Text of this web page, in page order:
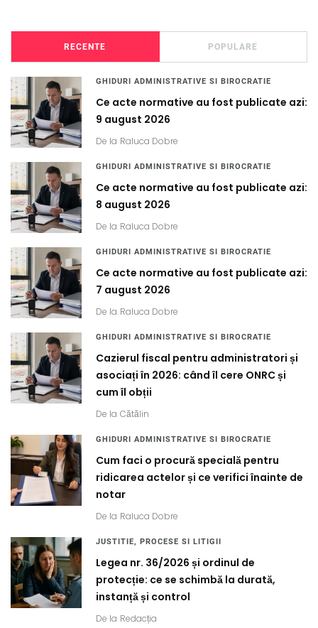
RECENTE POPULARE
GHIDURI ADMINISTRATIVE SI BIROCRATIE
Ce acte normative au fost publicate azi:
9 august 2026
De la Raluca Dobre
GHIDURI ADMINISTRATIVE SI BIROCRATIE
Ce acte normative au fost publicate azi:
8 august 2026
De la Raluca Dobre
GHIDURI ADMINISTRATIVE SI BIROCRATIE
Ce acte normative au fost publicate azi:
7 august 2026
De la Raluca Dobre
GHIDURI ADMINISTRATIVE SI BIROCRATIE
Cazierul fiscal pentru administratori și
asociați în 2026: când îl cere ONRC și
cum îl obții
De la Cătălin
GHIDURI ADMINISTRATIVE SI BIROCRATIE
Cum faci o procură specială pentru
ridicarea actelor și ce verifici înainte de
notar
De la Raluca Dobre
JUSTITIE, PROCESE SI LITIGII
Legea nr. 36/2026 și ordinul de
protecție: ce se schimbă la durată,
instanță și control
De la Redacția